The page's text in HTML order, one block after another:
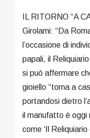
IL RITORNO “A
Girolami: “Da
l’occasione di
papali, il
si può affermare
gioiello “torna a
portandosi dietro
il manufatto è oggi
come ‘Il